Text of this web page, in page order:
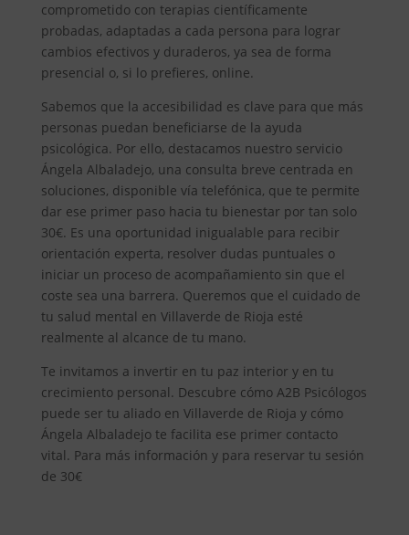
comprometido con terapias científicamente
probadas, adaptadas a cada persona para lograr
cambios efectivos y duraderos, ya sea de forma
presencial o, si lo prefieres, online.
Sabemos que la accesibilidad es clave para que más
personas puedan beneficiarse de la ayuda
psicológica. Por ello, destacamos nuestro servicio
Ángela Albaladejo, una consulta breve centrada en
soluciones, disponible vía telefónica, que te permite
dar ese primer paso hacia tu bienestar por tan solo
30€. Es una oportunidad inigualable para recibir
orientación experta, resolver dudas puntuales o
iniciar un proceso de acompañamiento sin que el
coste sea una barrera. Queremos que el cuidado de
tu salud mental en Villaverde de Rioja esté
realmente al alcance de tu mano.
Te invitamos a invertir en tu paz interior y en tu
crecimiento personal. Descubre cómo A2B Psicólogos
puede ser tu aliado en Villaverde de Rioja y cómo
Ángela Albaladejo te facilita ese primer contacto
vital. Para más información y para reservar tu sesión
de 30€